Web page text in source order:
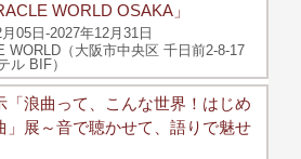
WORLD OSAKA」
05日-2027年12月31日
WORLD（大阪市中央区 千日前2-8-17
ル BIF）
「浪曲って、こんな世界！はじめ
」展～音で聴かせて、語りで魅せ